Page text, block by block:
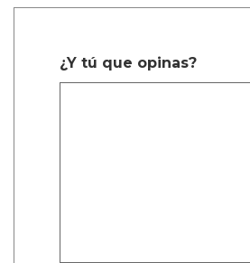
¿Y tú que opinas?